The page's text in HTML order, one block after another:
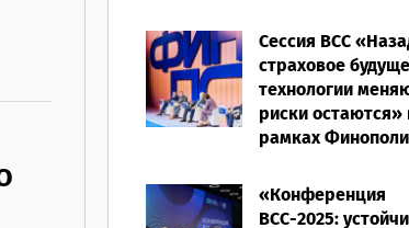
Сессия ВСС
страховое
технологии
риски остаются»
рамках
16.03.2026
«Конференция
ВСС-2025: